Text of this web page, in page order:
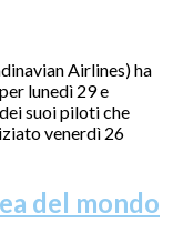
Airlines) ha
lunedì 29 e
suoi piloti che
venerdì 26
del mondo